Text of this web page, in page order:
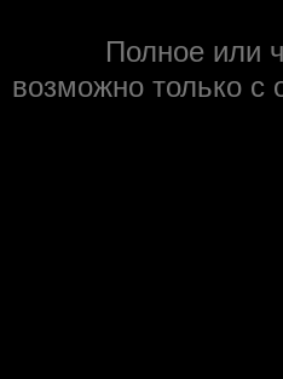
Полное или
возможно только с